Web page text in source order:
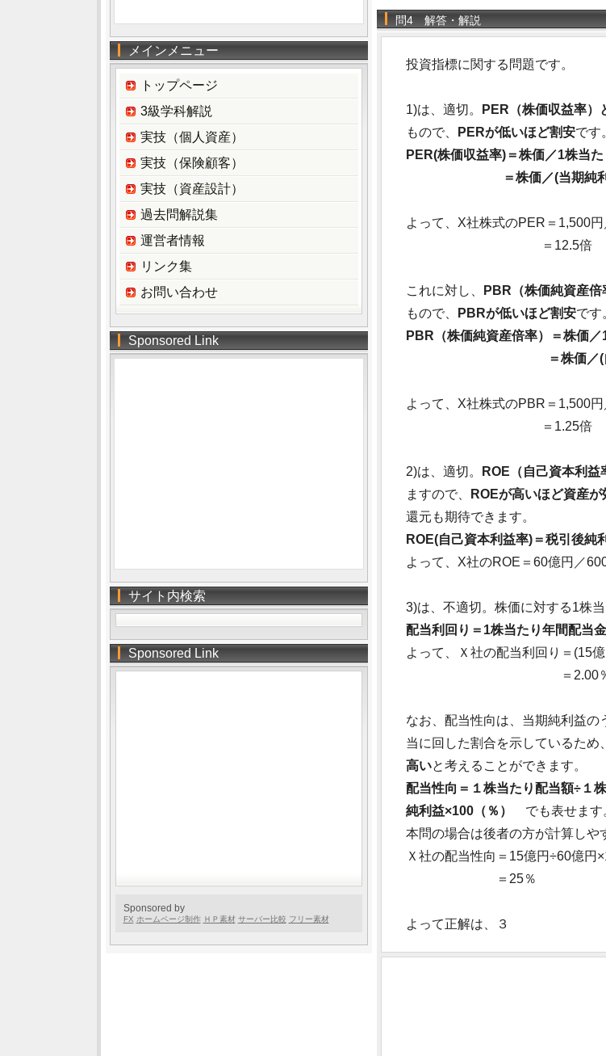
問4 解答・解説
投資指標に関する問題です。
1)は、適切。 PER（株価収益率）
もので、
PERが低いほど割安です。
PER(株価収益率)＝株価／1株当た
＝株価／(当期純
よって、X社株式のPER＝1,500
＝12.5倍
これに対し、 PBR（株価純資産
もので、
PBRが低いほど割安です
PBR（株価純資産倍率）＝株価
＝株価／
よって、X社株式のPBR＝1,500
＝1.25倍
2)は、適切。 ROE（自己資本利
ますので、
ROEが高いほど資産
還元も期待できます。
ROE(自己資本利益率)＝税引後純
よって、X社のROE＝60億円／
3)は、不適切。株価に対する1株
配当利回り＝1株当たり年間配当
よって、Ｘ社の配当利回り＝(15
＝2.00
なお、配当性向は、当期純利益
当に回した割合を示しているため、
高いと考えることができます。
配当性向＝１株当たり配当額÷１
純利益×100（％）
でも表せます
本問の場合は後者の方が計算しや
Ｘ社の配当性向＝15億円÷60億円
＝25％
よって正解は、３
メインメニュー
トップページ
3級学科解説
実技（個人資産）
実技（保険顧客）
実技（資産設計）
過去問解説集
運営者情報
リンク集
お問い合わせ
Sponsored Link
サイト内検索
Sponsored Link
Sponsored by
FX ホームページ制作 ＨＰ素材 サーバー比較 フリー素材